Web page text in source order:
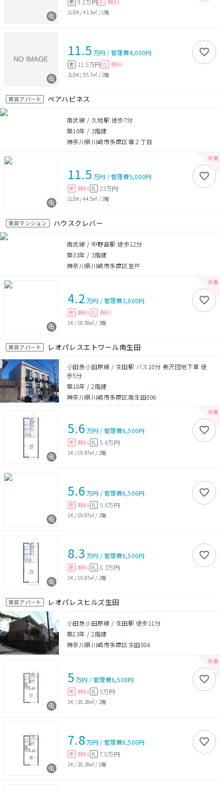
敷 礼
1LDK/43.3㎡ / 1階
11.5 万円 /管理費4,000円
敷 11.5万円 礼 無料
2LDK/55.7㎡ / 2階
賃貸アパート ペアハピネス
南武線 / 久地駅 徒歩7分
築10年 / 3階建
神奈川県川崎市多摩区堰２丁目
11.5 万円 /管理費5,000円
敷 無料 礼 23万円
1LDK/44.5㎡ / 2階
賃貸マンション ハウスクレバー
南武線 / 中野島駅 徒歩12分
築33年 / 3階建
神奈川県川崎市多摩区登戸
4.2 万円 /管理費3,000円
敷 無料 礼 無料
1K / 18.58㎡ / 3階
賃貸アパート レオパレスエトワール南生田
小田急小田原線 / 生田駅 バス10分 長沢団地下車 徒
歩5分
築18年 /2階建
神奈川県川崎市多摩区南生田006
5.6 万円 /管理費6,500円
敷 無料 礼 5.6万円
1K / 19.87㎡ / 2階
5.6 万円 /管理費6,500円
敷 無料 礼 5.6万円
1K / 19.87㎡ / 2階
8.3 万円 /管理費6,500円
敷 無料 礼 8.3万円
1K / 19.87㎡ / 2階
賃貸アパート レオパレスヒルズ生田
小田急小田原線 / 生田駅 徒歩11分
築23年 /2階建
神奈川県川崎市多摩区生田004
5 万円 /管理費6,500円
敷 無料 礼 5万円
1K / 20.28㎡ / 2階
7.8万円 /管理費6,500円
敷 無料 礼 7.8万円
1K / 20.28㎡ / 1階